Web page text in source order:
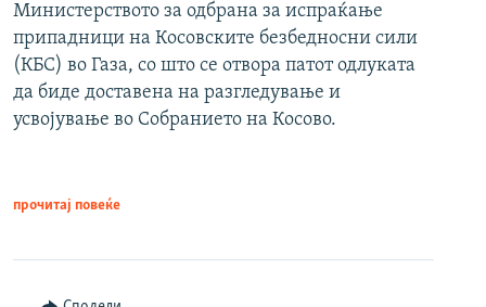
Министерството за одбрана за испраќање
припадници на Косовските безбедносни сили
(КБС) во Газа, со што се отвора патот одлуката
да биде доставена на разгледување и
усвојување во Собранието на Косово.
прочитај повеќе